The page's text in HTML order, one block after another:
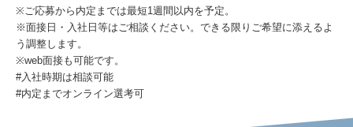
※ご応募から内定までは最短1週間以内を予定。
※面接日・入社日等はご相談ください。できる限りご希望に添えるよ
う調整します。
※web面接も可能です。
#入社時期は相談可能
#内定までオンライン選考可